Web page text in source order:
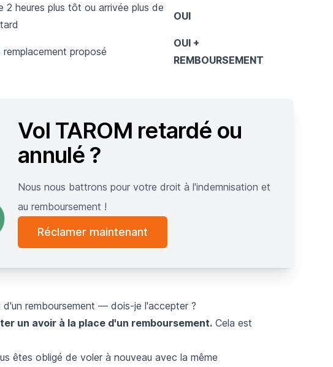
2 heures plus tôt ou arrivée plus de
OUI
proposé
OUI +
REMBOURSEMENT
Vol TAROM retardé ou
annulé ?
Nous nous battrons pour votre droit à l'indemnisation et
au remboursement !
Réclamer maintenant
d'un remboursement — dois-je l'accepter ?
un avoir à la place d'un remboursement.Cela est
êtes obligé de voler à nouveau avec la même